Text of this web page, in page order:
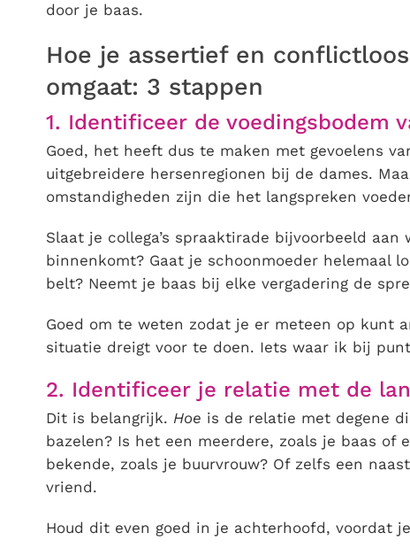
door je baas.
Hoe je assertief en
omgaat: 3 stappen
1. Identificeer de voedingsbodem
Goed, het heeft dus te maken met gevoelens
uitgebreidere hersenregionen bij de dames.
omstandigheden zijn die het langspreken
Slaat je collega’s spraaktirade bijvoorbeeld
binnenkomt? Gaat je schoonmoeder helemaal
belt? Neemt je baas bij elke vergadering de
Goed om te weten zodat je er meteen op kunt
situatie dreigt voor te doen. Iets waar ik bij
2. Identificeer je relatie met de
Dit is belangrijk. Hoe is de relatie met degene
bazelen? Is het een meerdere, zoals je baas of
bekende, zoals je buurvrouw? Of zelfs een
vriend.
Houd dit even goed in je achterhoofd, voordat